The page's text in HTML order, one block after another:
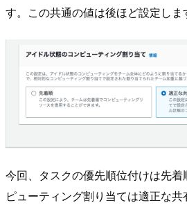
す。この共通の値は後ほど設定しま
今回、タスクの優先順位付けは先
ピューティング割り当ては適正な共